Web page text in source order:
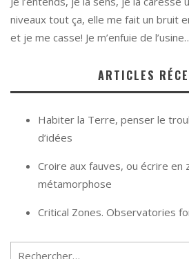
niveaux tout ça, elle me fait un bruit
et je me casse! Je m’enfuie de
ARTICLES
Habiter la Terre, penser le
d’idées
Croire aux fauves, ou écrire en
métamorphose
Critical Zones. Observatories